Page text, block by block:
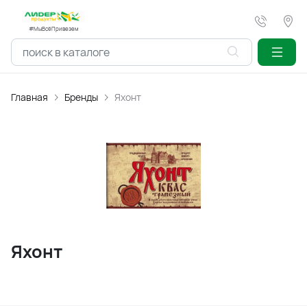
#МыВсёПривезем
Главная Бренды Яхонт
Яхонт